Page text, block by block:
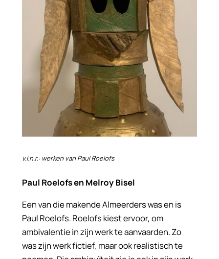
v.l.n.r.: werken van Paul Roelofs
Paul Roelofs en Melroy Bisel
Een van die makende Almeerders was en is
Paul Roelofs. Roelofs kiest ervoor, om
ambivalentie in zijn werk te aanvaarden. Zo
was zijn werk fictief, maar ook realistisch te